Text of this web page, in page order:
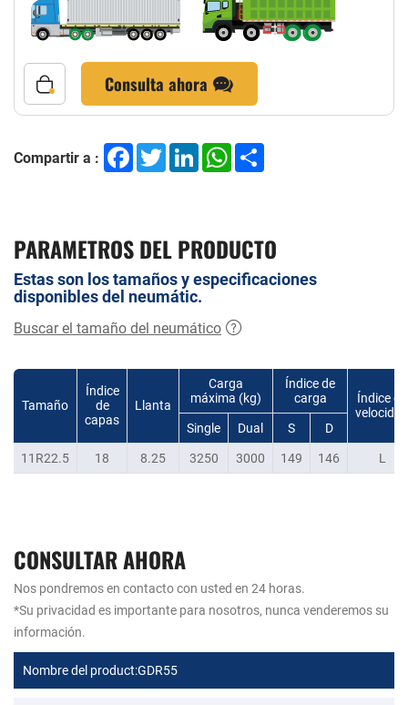
Consulta ahora
Compartir a : FacebookTwitterLinkedInWhatsApp
PARAMETROS DEL PRODUCTO
Estas son los tamaños y especificaciones
disponibles del neumátic.
Buscar el tamaño del neumático
Tamaño
Índice
de
capas
Llanta
Carga
máxima (kg)
Índice de
carga
Índice de
velocidad
Single
Dual S
D
11R22.5
18 8.25 3250 3000 149 146 L
CONSULTAR AHORA
Nos pondremos en contacto con usted en 24 horas.
*Su privacidad es importante para nosotros, nunca venderemos su
información.